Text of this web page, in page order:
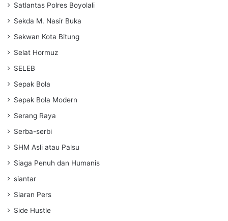
Satlantas Polres Boyolali
Sekda M. Nasir Buka
Sekwan Kota Bitung
Selat Hormuz
SELEB
Sepak Bola
Sepak Bola Modern
Serang Raya
Serba-serbi
SHM Asli atau Palsu
Siaga Penuh dan Humanis
siantar
Siaran Pers
Side Hustle